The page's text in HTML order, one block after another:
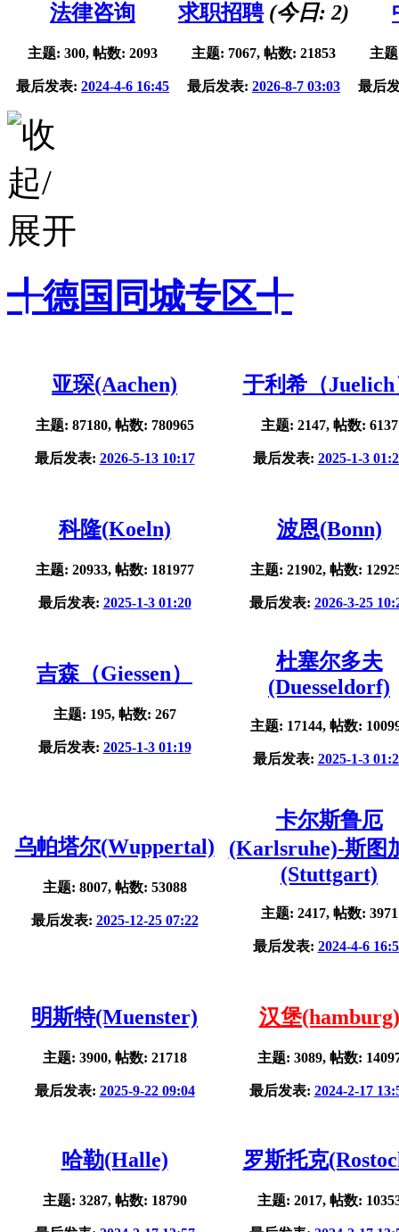
法律咨询
主题: 300, 帖数: 2093
最后发表: 2024-4-6 16:45
求职招聘(今日: 2)
主题: 7067, 帖数: 21853
最后发表: 2026-8-7 03:03
主
最后
╃德国同城专区╃
亚琛(Aachen)
主题: 87180, 帖数: 780965
最后发表: 2026-5-13 10:17
于利希（Juelich
主题: 2147, 帖数: 6137
最后发表: 2025-1-3
科隆(Koeln)
主题: 20933, 帖数: 181977
最后发表: 2025-1-3 01:20
波恩(Bonn)
主题: 21902, 帖数:
最后发表: 2026-3-25
吉森（Giessen）
主题: 195, 帖数: 267
最后发表: 2025-1-3 01:19
杜塞尔多夫
(Duesseldorf)
主题: 17144, 帖数:
最后发表: 2025-1-3
乌帕塔尔(Wuppertal)
主题: 8007, 帖数: 53088
最后发表: 2025-12-25 07:22
卡尔斯鲁厄
(Karlsruhe)-斯图
(Stuttgart)
主题: 2417, 帖数: 3971
最后发表: 2024-4-6
明斯特(Muenster)
主题: 3900, 帖数: 21718
最后发表: 2025-9-22 09:04
汉堡(hamburg)
主题: 3089, 帖数:
最后发表: 2024-2-17
哈勒(Halle)
主题: 3287, 帖数: 18790
罗斯托克
主题: 2017, 帖数: